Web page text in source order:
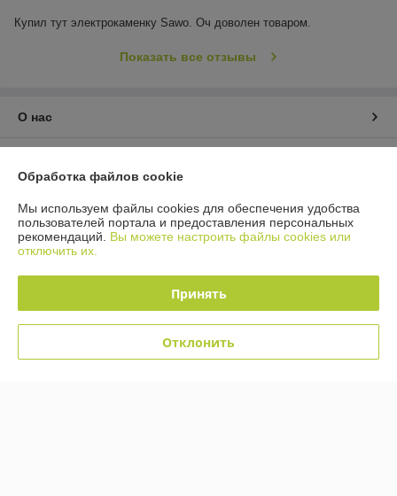
Купил тут электрокаменку Sawo. Оч доволен товаром.
Показать все отзывы
О нас
График работы
Политика обработки cookies
Обработка файлов cookie
Мы используем файлы cookies для обеспечения удобства
пользователей портала и предоставления персональных
рекомендаций. Вы можете настроить файлы cookies или
отключить их.
Принять
Отклонить